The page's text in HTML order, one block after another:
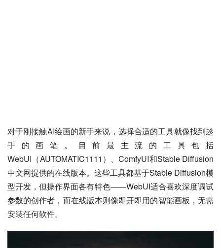
对于刚接触AI绘画的新手来说，选择合适的工具就像找到趁
手的画笔。目前最主流的工具包括
WebUI（AUTOMATIC1111）、ComfyUI和Stable Diffusion
中文网提供的在线版本。这些工具都基于Stable Diffusion模
型开发，但操作界面各有特色——WebUI适合喜欢深度调试
参数的创作者，而在线版本则像即开即用的智能画板，无需
安装任何软件。